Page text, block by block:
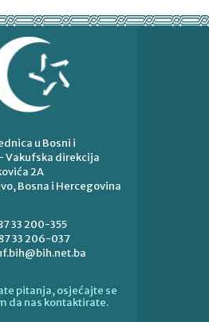
u Bosni i
Vakufska direkcija
2A
Bosna i Hercegovina
33 200-355
33 206-037
pitanja, osjećajte se
da nas kontaktirate.